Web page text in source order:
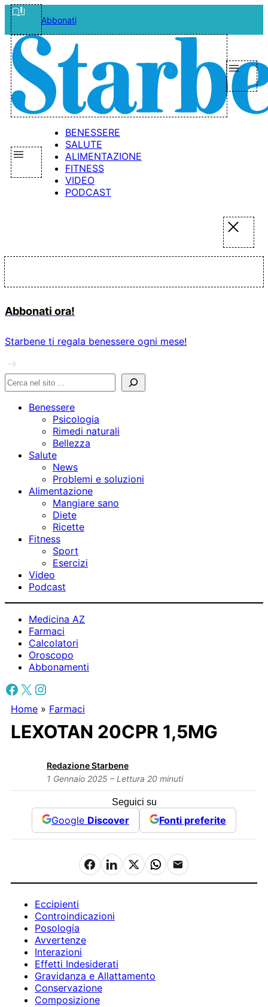
Vai
al
contenuto
Abbonati
BENESSERE
SALUTE
ALIMENTAZIONE
FITNESS
VIDEO
PODCAST
Abbonati ora!
Starbene ti regala benessere ogni mese!
Benessere
Psicologia
Rimedi naturali
Bellezza
Salute
News
Problemi e soluzioni
Alimentazione
Mangiare sano
Diete
Ricette
Fitness
Sport
Esercizi
Video
Podcast
Medicina AZ
Farmaci
Calcolatori
Oroscopo
Abbonamenti
Facebook
X Instagram
Home » Farmaci
LEXOTAN 20CPR 1,5MG
Redazione Starbene
1 Gennaio 2025 – Lettura 20 minuti
Seguici su
Google Discover Fonti preferite
Eccipienti
Controindicazioni
Posologia
Avvertenze
Interazioni
Effetti Indesiderati
Gravidanza e Allattamento
Conservazione
Composizione